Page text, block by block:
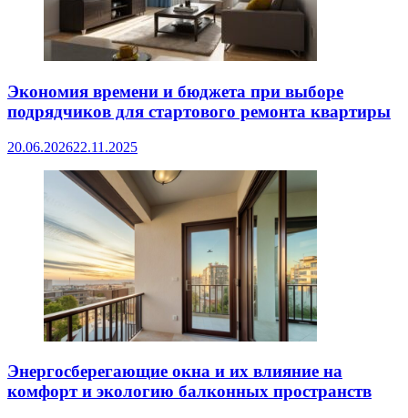
Экономия времени и бюджета при выборе
подрядчиков для стартового ремонта квартиры
20.06.202622.11.2025
Энергосберегающие окна и их влияние на
комфорт и экологию балконных пространств